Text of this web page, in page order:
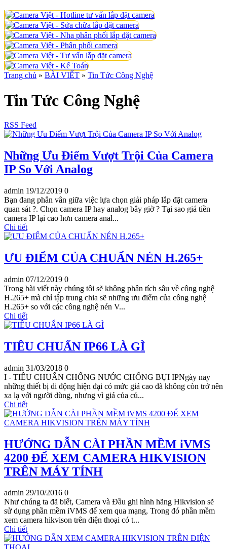
Trang chủ » BÀI VIẾT » Tin Tức Công Nghệ
Tin Tức Công Nghệ
RSS Feed
Những Ưu Điểm Vượt Trội Của Camera
IP So Với Analog
admin 19/12/2019 0
Bạn đang phân vân giữa việc lựa chọn giải pháp lắp đặt camera
quan sát ?. Chọn camera IP hay analog bây giờ ? Tại sao giá tiền
camera IP lại cao hơn camera anal...
Chi tiết
ƯU ĐIỂM CỦA CHUẨN NÉN H.265+
admin 07/12/2019 0
Trong bài viết này chúng tôi sẽ không phân tích sâu về công nghệ
H.265+ mà chỉ tập trung chia sẽ những ưu điểm của công nghệ
H.265+ so với các công nghệ nén V...
Chi tiết
TIÊU CHUẨN IP66 LÀ GÌ
admin 31/03/2018 0
I - TIÊU CHUẨN CHỐNG NƯỚC CHỐNG BỤI IPNgày nay
những thiết bị di động hiện đại có mức giá cao đã không còn trở nên
xa lạ với người dùng, nhưng vì giá của củ...
Chi tiết
HƯỚNG DẪN CÀI PHẦN MỀM iVMS
4200 ĐỂ XEM CAMERA HIKVISION
TRÊN MÁY TÍNH
admin 29/10/2016 0
Như chúng ta đã biết, Camera và Đầu ghi hình hãng Hikvision sẽ
sử dụng phần mềm iVMS để xem qua mạng, Trong đó phần mềm
xem camera hikvison trên điện thoại có t...
Chi tiết